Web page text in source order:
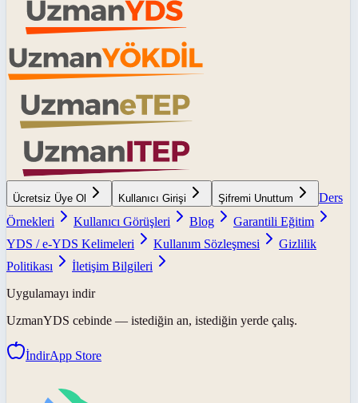
Ücretsiz Üye Ol Kullanıcı Girişi Şifremi Unuttum
Ders
Örnekleri
Kullanıcı Görüşleri Blog
Garantili Eğitim
YDS / e-YDS Kelimeleri
Kullanım Sözleşmesi
Gizlilik
Politikası
İletişim Bilgileri
Uygulamayı indir
UzmanYDS cebinde — istediğin an, istediğin yerde çalış.
İndirApp Store